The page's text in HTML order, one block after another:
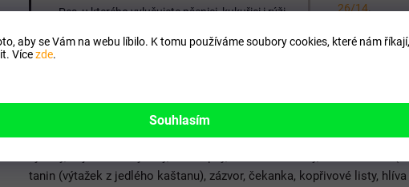
aby se Vám na webu líbilo. K tomu používáme soubory cookies, které nám
Vícezde.
Souhlasím
Pes, u kterého vylučujete pšenici, kukuřici i rýži.
26/14.
Kachna 31 %, králík 16 %, žito 18 %, zelenina 11 % (zelí 6 %, mrkev a
výlisky 4 %, maliny, švestky), proso 5 %, vepřová játra 3 %, pivovarské
výlisky, vojtěškové výlisky, celé šípky, kukuřičné klíčky, Humac natur
tanin (výtažek z jedlého kaštanu), zázvor, čekanka, kopřivové listy,